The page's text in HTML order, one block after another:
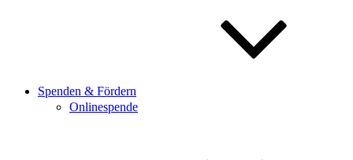
Spenden & Fördern
Onlinespende